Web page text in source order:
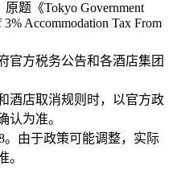
题《Tokyo Government
Accommodation Tax From
官方税务公告和各酒店集团
酒店取消规则时，以官方政
认为准。
。由于政策可能调整，实际
。